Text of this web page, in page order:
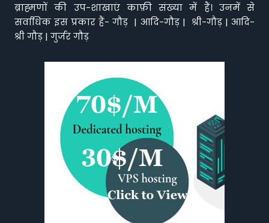
ब्राह्मणों की उप-शाखाएं काफ़ी संख्या में हैं। उनमें से
सर्वाधिक इस प्रकार हैं- गौड़ | आदि-गौड़ | श्री-गौड़ | आदि-
श्री गौड़ | गुर्जर गौड़